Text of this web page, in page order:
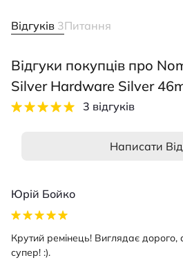
Відгуків 3Питання
Відгуки покупців про
Silver Hardware Silver
3 відгуків
Написати
Юрій Бойко
Крутий ремінець! Виглядає дорого,
супер! :).